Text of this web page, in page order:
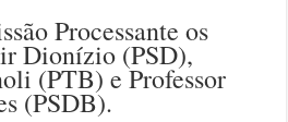
Processante os
Dionízio (PSD),
(PTB) e Professor
(PSDB).